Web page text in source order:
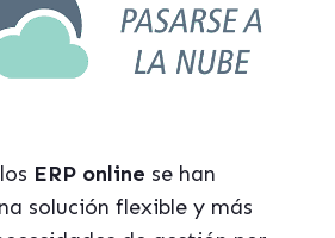
ERP online se han
solución flexible y más